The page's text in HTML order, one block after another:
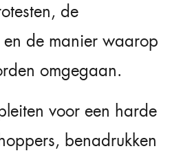
de
de manier waarop
omgegaan.
voor een harde
benadrukken